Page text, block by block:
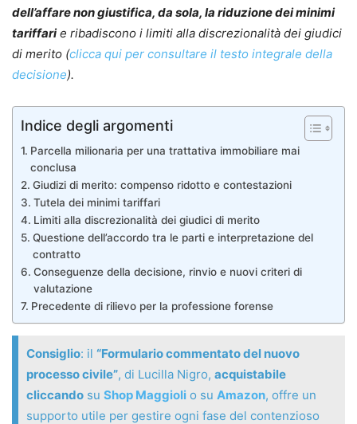
dell’affare non giustifica, da sola, la riduzione dei minimi
tariffarie ribadiscono i limiti alla discrezionalità dei giudici
di merito (clicca qui per consultare il testo integrale della
decisione).
Indice degli argomenti
Parcella milionaria per una trattativa immobiliare mai
conclusa
Giudizi di merito: compenso ridotto e contestazioni
Tutela dei minimi tariffari
Limiti alla discrezionalità dei giudici di merito
Questione dell’accordo tra le parti e interpretazione del
contratto
Conseguenze della decisione, rinvio e nuovi criteri di
valutazione
Precedente di rilievo per la professione forense
Consiglio: il “Formulario commentato del nuovo
processo civile”, di Lucilla Nigro, acquistabile
cliccando su Shop Maggioli o su Amazon, offre un
supporto utile per gestire ogni fase del contenzioso